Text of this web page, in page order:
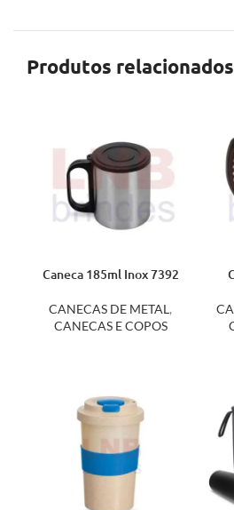
Produtos relacionados
Caneca 185ml Inox 7392
CANECAS DE METAL,
CANECAS E COPOS